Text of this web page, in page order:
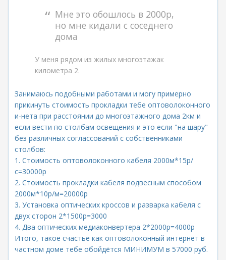
Мне это обошлось в 2000р,
но мне кидали с соседнего
дома
У меня рядом из жилых многоэтажак
километра 2.
Занимаюсь подобными работами и могу примерно
прикинуть стоимость прокладки тебе оптоволоконного
и-нета при расстоянии до многоэтажного дома 2км и
если вести по столбам освещения и это если "на шару"
без различных соглассований с собственниками
столбов:
1. Стоимость оптоволоконного кабеля 2000м*15р/
с=30000р
2. Стоимость прокладки кабеля подвесным способом
2000м*10р/м=20000р
3. Установка оптических кроссов и разварка кабеля с
двух сторон 2*1500р=3000
4. Два оптических медиаконвертера 2*2000р=4000р
Итого, такое счастье как оптоволоконный интернет в
частном доме тебе обойдётся МИНИМУМ в 57000 руб.